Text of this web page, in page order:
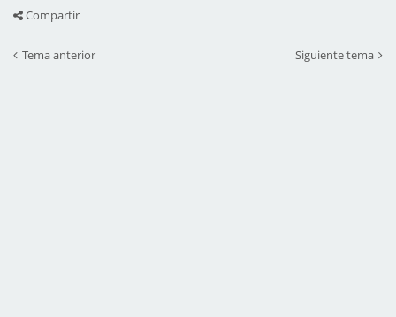
Compartir
Tema anterior Siguiente tema